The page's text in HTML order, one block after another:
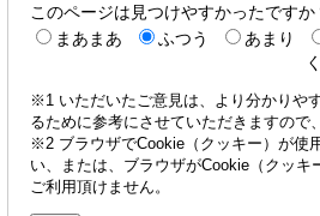
このページは見つけやすかったですか
まあまあ
ふつう あまり
く
※1 いただいたご意見は、より分かりや
るために参考にさせていただきますので
※2 ブラウザでCookie（クッキー）が使
い、または、ブラウザがCookie（クッキ
ご利用頂けません。